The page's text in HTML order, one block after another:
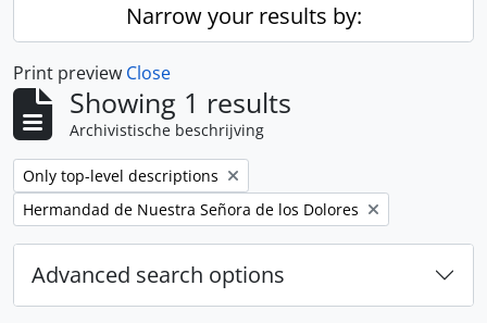
Narrow your results by:
Print preview Close
Showing 1 results
Archivistische beschrijving
Remove filter:
Only top-level descriptions
Remove filter:
Hermandad de Nuestra Señora de los Dolores
Advanced search options